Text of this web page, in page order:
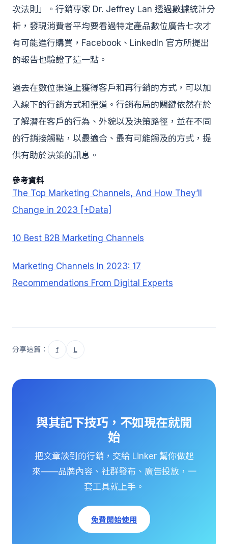
次法則」。行銷專家 Dr. Jeffrey Lan 透過數據統計分
析，發現消費者平均要看過特定產品數位廣告七次才
有可能進行購買，Facebook、LinkedIn 官方所提出
的報告也驗證了這一點。
過去在數位渠道上獲得客戶和再行銷的方式，可以加
入線下的行銷方式和渠道。行銷布局的關鍵依然在於
了解潛在客戶的行為、外貌以及決策路徑，並在不同
的行銷接觸點，以最適合、最有可能觸及的方式，提
供有助於決策的訊息。
參考資料
The Top Marketing Channels, And How They’ll
Change in 2023 [+Data]
10 Best B2B Marketing Channels
Marketing Channels In 2023: 17
Recommendations From Digital Experts
分享這篇： f L
與其記下技巧，不如現在就開
始
把文章談到的行銷，交給 Linker 幫你做起
來——品牌內容、社群發布、廣告投放，一
套工具就上手。
免費開始使用